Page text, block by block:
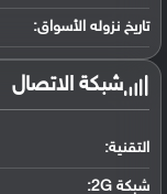
تاريخ نزوله الأسواق:
شبكة الاتصال
التقنية:
شبكة 2G: